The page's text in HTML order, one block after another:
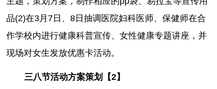
品(2)在3月7日、8日抽调医院妇科医师、保健师在合
作学校内进行健康科普宣传、女性健康专题讲座，并
现场对女生发放优惠卡活动。
三八节活动方案策划【2】